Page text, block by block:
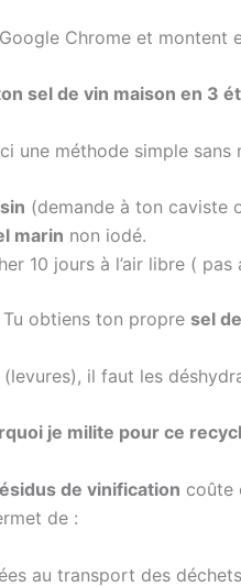
Chrome et montent
sel de vin maison en 3
une méthode simple sans
(demande à ton caviste
marin non iodé.
10 jours à l’air libre (
obtiens ton propre sel
il faut les
je milite pour ce
de vinification coûte
de :
au transport des